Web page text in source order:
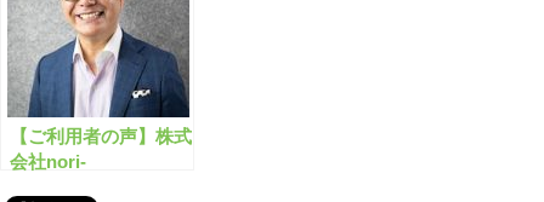
【ご利用者の声】株式
会社nori-